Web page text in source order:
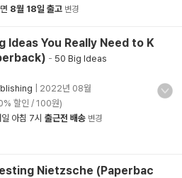
8월 18일 출고 변경
Ideas You Really Need to K
- 50 Big Ideas
2022년 08월
할인 / 100원)
일 아침 7시 출근전 배송 변경
Nietzsche (Paperbac